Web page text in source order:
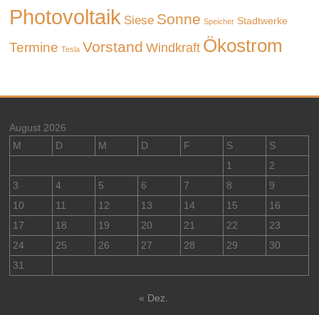
Photovoltaik Siese Sonne Speicher Stadtwerke
Termine Tesla Vorstand Windkraft Ökostrom
August 2026
M
D M D F S
S
1
2
3
4 5 6 7 8
9
10
11 12 13 14 15
16
17
18 19 20 21 22
23
24
25 26 27 28 29
30
31
« Dez.